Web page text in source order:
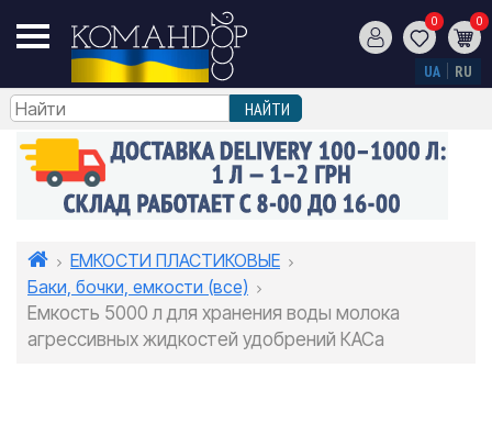
0 0
UA RU
ЕМКОСТИ ПЛАСТИКОВЫЕ
Баки, бочки, емкости (все)
Емкость 5000 л для хранения воды молока
агрессивных жидкостей удобрений КАСа